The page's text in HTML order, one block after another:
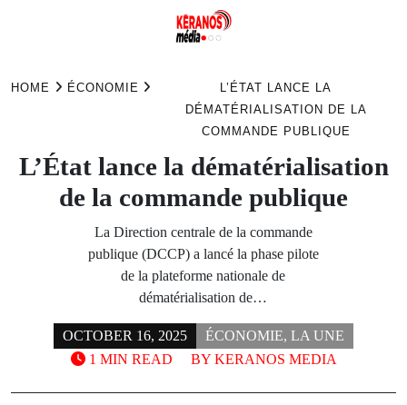
HOME ÉCONOMIE
L’ÉTAT LANCE LA
DÉMATÉRIALISATION DE LA
COMMANDE PUBLIQUE
L’État lance la dématérialisation
de la commande publique
La Direction centrale de la commande
publique (DCCP) a lancé la phase pilote
de la plateforme nationale de
dématérialisation de…
OCTOBER 16, 2025 ÉCONOMIE, LA UNE
BY KERANOS MEDIA
1 MIN READ